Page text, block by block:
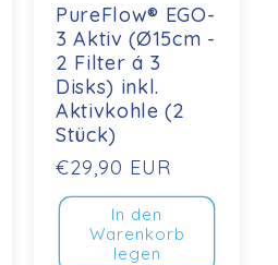
PureFlow® EGO-
3 Aktiv (Ø15cm -
2 Filter á 3
Disks) inkl.
Aktivkohle (2
Stück)
Normaler
Preis
€29,90 EUR
In den
Warenkorb
legen